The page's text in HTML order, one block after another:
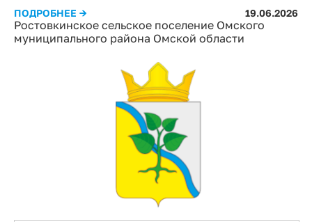
Ростовкинское сельское поселение Омского
муниципального района Омской области
ПОДРОБНЕЕ → 19.06.2026